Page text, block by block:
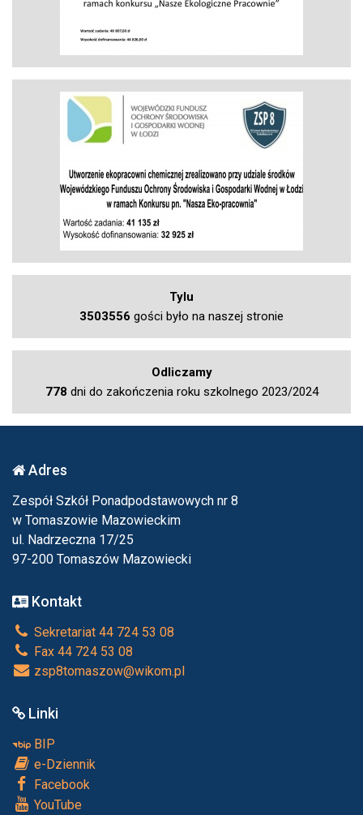
Tylu
3503556 gości było na naszej stronie
Odliczamy
778 dni do zakończenia roku szkolnego 2023/2024
Adres
Zespół Szkół Ponadpodstawowych nr 8
w Tomaszowie Mazowieckim
ul. Nadrzeczna 17/25
97-200 Tomaszów Mazowiecki
Kontakt
Sekretariat 44 724 53 08
Fax 44 724 53 08
zsp8tomaszow@wikom.pl
Linki
BIP
e-Dziennik
Facebook
YouTube